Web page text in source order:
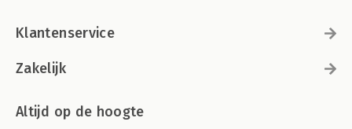
Klantenservice
Zakelijk
Altijd op de hoogte